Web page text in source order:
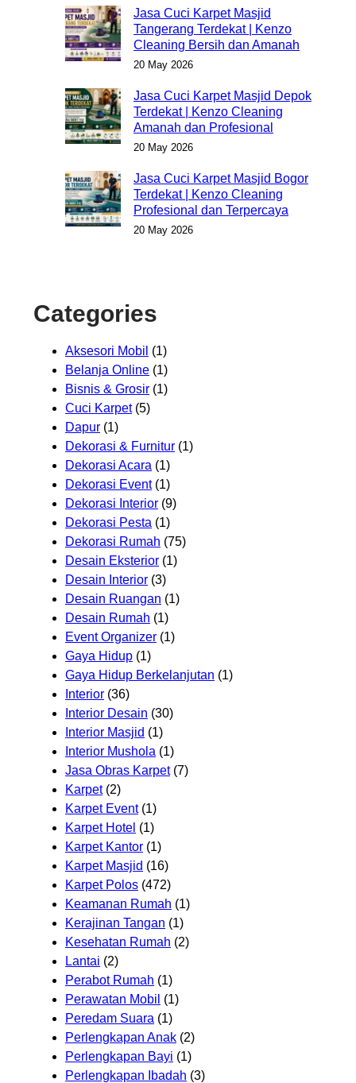
Jasa Cuci Karpet Masjid
Tangerang Terdekat | Kenzo
Cleaning Bersih dan Amanah
20 May 2026
Jasa Cuci Karpet Masjid Depok
Terdekat | Kenzo Cleaning
Amanah dan Profesional
20 May 2026
Jasa Cuci Karpet Masjid Bogor
Terdekat | Kenzo Cleaning
Profesional dan Terpercaya
20 May 2026
Categories
Aksesori Mobil (1)
Belanja Online (1)
Bisnis & Grosir (1)
Cuci Karpet(5)
Dapur (1)
Dekorasi & Furnitur (1)
Dekorasi Acara (1)
Dekorasi Event(1)
Dekorasi Interior (9)
Dekorasi Pesta (1)
Dekorasi Rumah (75)
Desain Eksterior (1)
Desain Interior (3)
Desain Ruangan (1)
Desain Rumah (1)
Event Organizer (1)
Gaya Hidup (1)
Gaya Hidup Berkelanjutan (1)
Interior (36)
Interior Desain (30)
Interior Masjid (1)
Interior Mushola (1)
Jasa Obras Karpet(7)
Karpet(2)
Karpet Event(1)
Karpet Hotel (1)
Karpet Kantor (1)
Karpet Masjid (16)
Karpet Polos (472)
Keamanan Rumah (1)
Kerajinan Tangan (1)
Kesehatan Rumah (2)
Lantai (2)
Perabot Rumah (1)
Perawatan Mobil (1)
Peredam Suara (1)
Perlengkapan Anak (2)
Perlengkapan Bayi (1)
Perlengkapan Ibadah (3)